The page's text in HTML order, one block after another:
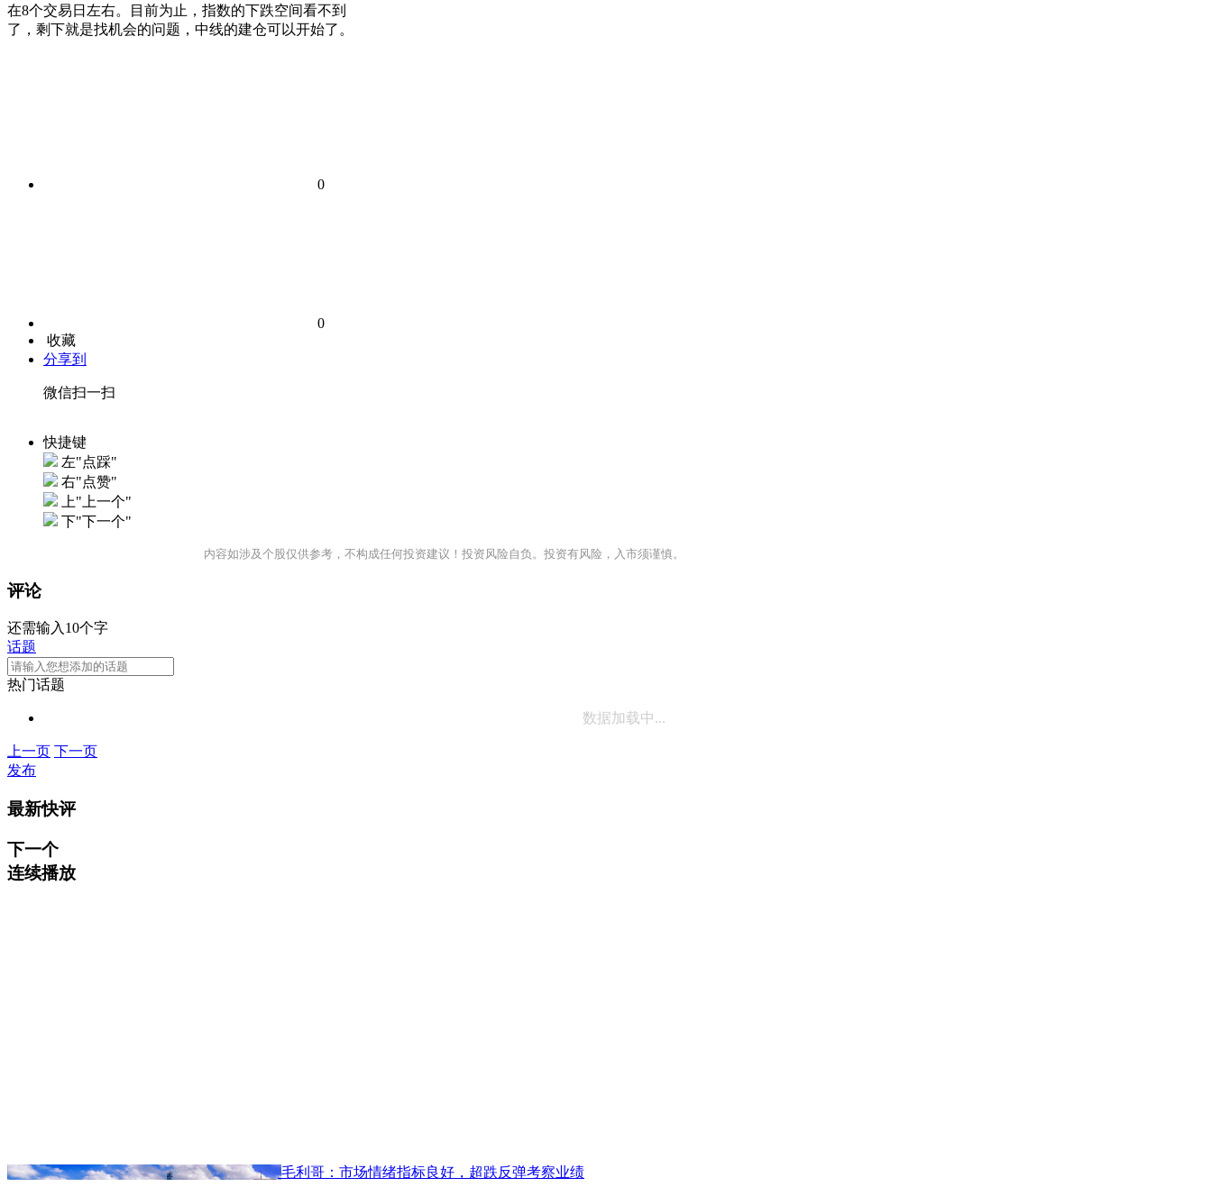
在8个交易日左右。目前为止，指数的下跌空间看不到
了，剩下就是找机会的问题，中线的建仓可以开始了。
0
0
收藏
分享到
微信扫一扫
快捷键
左"点踩"
右"点赞"
上"上一个"
下"下一个"
内容如涉及个股仅供参考，不构成任何投资建议！投资风险自负。投资有风险，入市须谨慎。
评论
还需输入10个字
话题
热门话题
数据加载中...
上一页 下一页
发布
最新快评
下一个
连续播放
毛利哥：市场情绪指标良好，超跌反弹考察业绩